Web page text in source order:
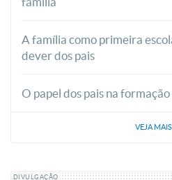
A família como primeira
dever dos pais
O papel dos pais na
VEJA MAIS
DIVULGAÇÃO